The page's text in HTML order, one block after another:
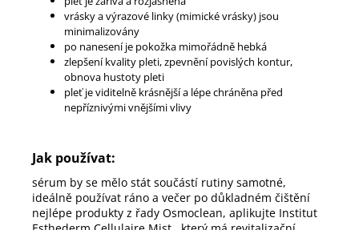
vrásky a výrazové linky (mimické vrásky) jsou
minimalizovány
po nanesení je pokožka mimořádně hebká
zlepšení kvality pleti, zpevnění povislých kontur,
obnova hustoty pleti
pleť je viditelně krásnější a lépe chráněna před
nepříznivými vnějšími vlivy
Jak používat:
sérum by se mělo stát součástí rutiny samotné,
ideálně používat ráno a večer po důkladném čištění
nejlépe produkty z řady Osmoclean, aplikujte Institut